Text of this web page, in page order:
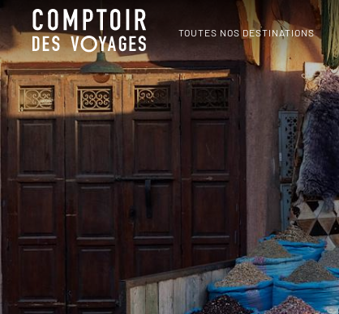
TOUTES NOS DESTINATIONS